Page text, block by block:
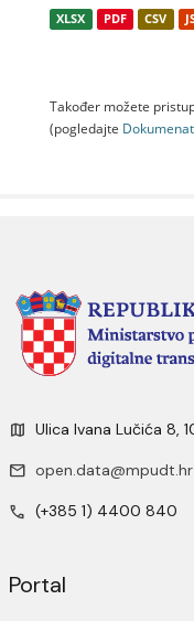
XLSX PDF CSV
Također možete
(pogledajte